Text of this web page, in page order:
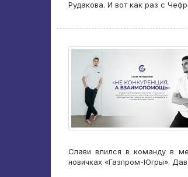
Рудакова. И вот как раз с
Слави влился в команду в
новичках «Газпром-Югры».